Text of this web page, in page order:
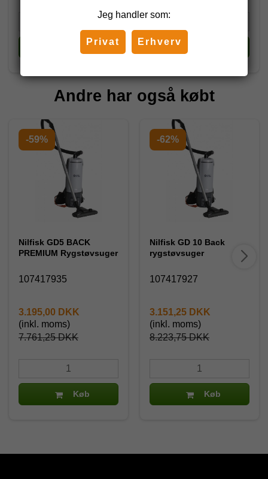
Køb
Andre har også købt
-59%
Nilfisk GD5 BACK
PREMIUM Rygstøvsuger
107417935
7.761,25 DKK
3.195,00 DKK
(inkl. moms)
Køb
-62%
Nilfisk GD 10 Back
rygstøvsuger
107417927
8.223,75 DKK
3.151,25 DKK
(inkl. moms)
Køb
Jeg handler som:
Privat Erhverv